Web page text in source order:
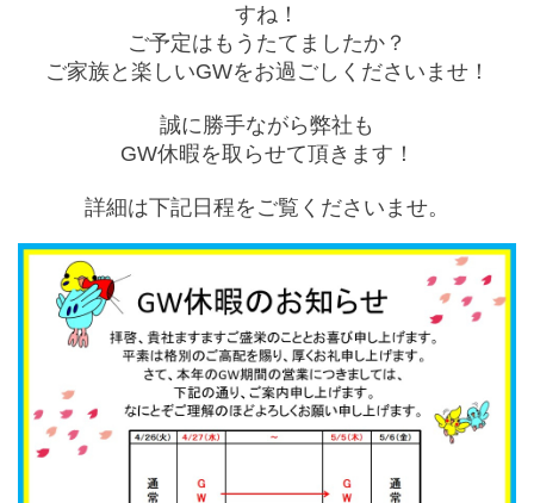
すね！
ご予定はもうたてましたか？
ご家族と楽しいGWをお過ごしくださいませ！
誠に勝手ながら弊社も
GW休暇を取らせて頂きます！
詳細は下記日程をご覧くださいませ。